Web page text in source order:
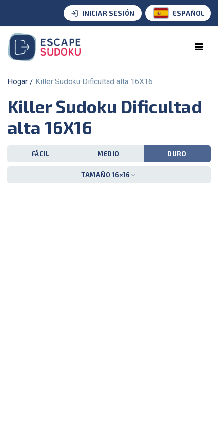
INICIAR SESIÓN ESPAÑOL
Hogar Killer Sudoku Dificultad alta 16X16
Killer Sudoku Dificultad
alta 16X16
FÁCIL MEDIO DURO
TAMAÑO 16×16